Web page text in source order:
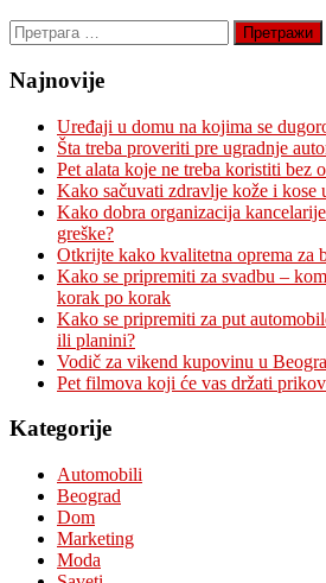
Претрага
за:
Najnovije
Uređaji u domu na kojima se
Šta treba proveriti pre ugradnje
Pet alata koje ne treba koristiti bez
Kako sačuvati zdravlje kože i kose
Kako dobra organizacija
greške?
Otkrijte kako kvalitetna oprema za
Kako se pripremiti za svadbu –
korak po korak
Kako se pripremiti za put
ili planini?
Vodič za vikend kupovinu u
Pet filmova koji će vas držati
Kategorije
Automobili
Beograd
Dom
Marketing
Moda